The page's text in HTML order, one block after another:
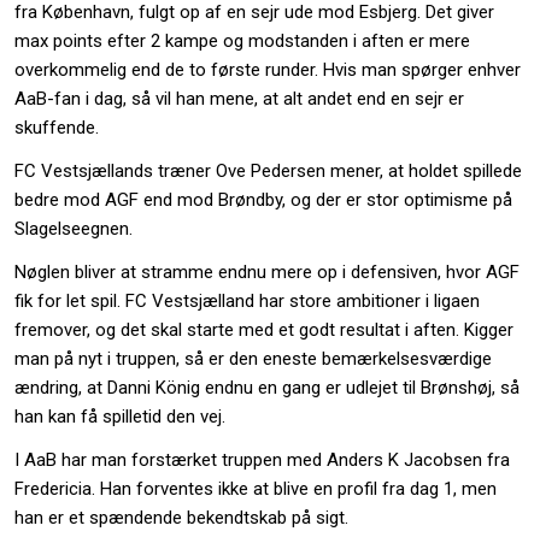
fra København, fulgt op af en sejr ude mod Esbjerg. Det giver
max points efter 2 kampe og modstanden i aften er mere
overkommelig end de to første runder. Hvis man spørger enhver
AaB-fan i dag, så vil han mene, at alt andet end en sejr er
skuffende.
FC Vestsjællands træner Ove Pedersen mener, at holdet spillede
bedre mod AGF end mod Brøndby, og der er stor optimisme på
Slagelseegnen.
Nøglen bliver at stramme endnu mere op i defensiven, hvor AGF
fik for let spil. FC Vestsjælland har store ambitioner i ligaen
fremover, og det skal starte med et godt resultat i aften. Kigger
man på nyt i truppen, så er den eneste bemærkelsesværdige
ændring, at Danni König endnu en gang er udlejet til Brønshøj, så
han kan få spilletid den vej.
I AaB har man forstærket truppen med Anders K Jacobsen fra
Fredericia. Han forventes ikke at blive en profil fra dag 1, men
han er et spændende bekendtskab på sigt.